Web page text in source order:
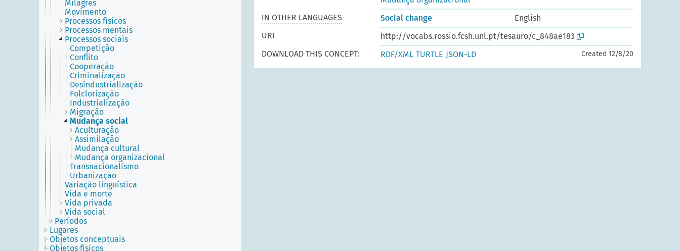
Milagres
Movimento
Processos físicos
Processos mentais
Processos sociais
Competição
Conflito
Cooperação
Criminalização
Desindustrialização
Folclorização
Industrialização
Migração
Mudança social
Aculturação
Assimilação
Mudança cultural
Mudança organizacional
Transnacionalismo
Urbanização
Variação linguística
Vida e morte
Vida privada
Vida social
Períodos
Lugares
Objetos conceptuais
Objetos físicos
IN OTHER LANGUAGES
Social change
English
URI
http://vocabs.rossio.fcsh.unl.pt/tesauro/c_848ae183
DOWNLOAD THIS CONCEPT:
RDF/XML TURTLE JSON-LD Created 12/8/20